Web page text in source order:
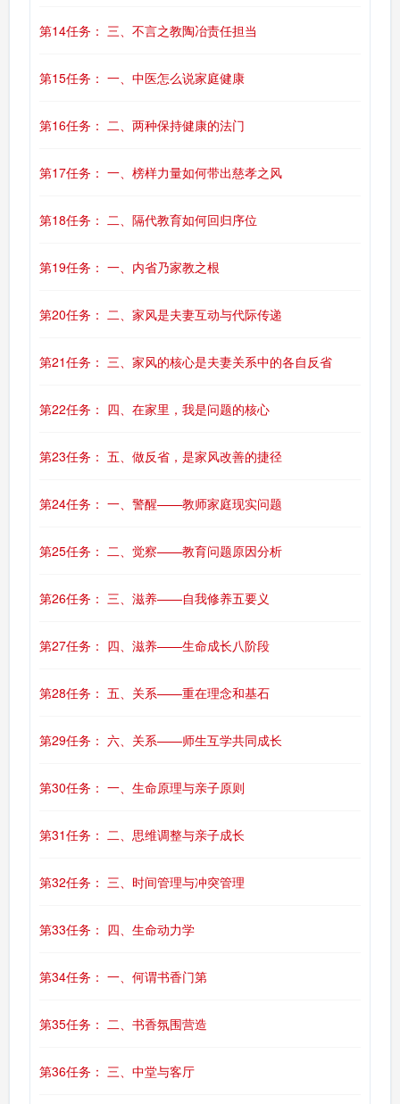
第14任务： 三、不言之教陶冶责任担当
第15任务： 一、中医怎么说家庭健康
第16任务： 二、两种保持健康的法门
第17任务： 一、榜样力量如何带出慈孝之风
第18任务： 二、隔代教育如何回归序位
第19任务： 一、内省乃家教之根
第20任务： 二、家风是夫妻互动与代际传递
第21任务： 三、家风的核心是夫妻关系中的各自反省
第22任务： 四、在家里，我是问题的核心
第23任务： 五、做反省，是家风改善的捷径
第24任务： 一、警醒——教师家庭现实问题
第25任务： 二、觉察——教育问题原因分析
第26任务： 三、滋养——自我修养五要义
第27任务： 四、滋养——生命成长八阶段
第28任务： 五、关系——重在理念和基石
第29任务： 六、关系——师生互学共同成长
第30任务： 一、生命原理与亲子原则
第31任务： 二、思维调整与亲子成长
第32任务： 三、时间管理与冲突管理
第33任务： 四、生命动力学
第34任务： 一、何谓书香门第
第35任务： 二、书香氛围营造
第36任务： 三、中堂与客厅